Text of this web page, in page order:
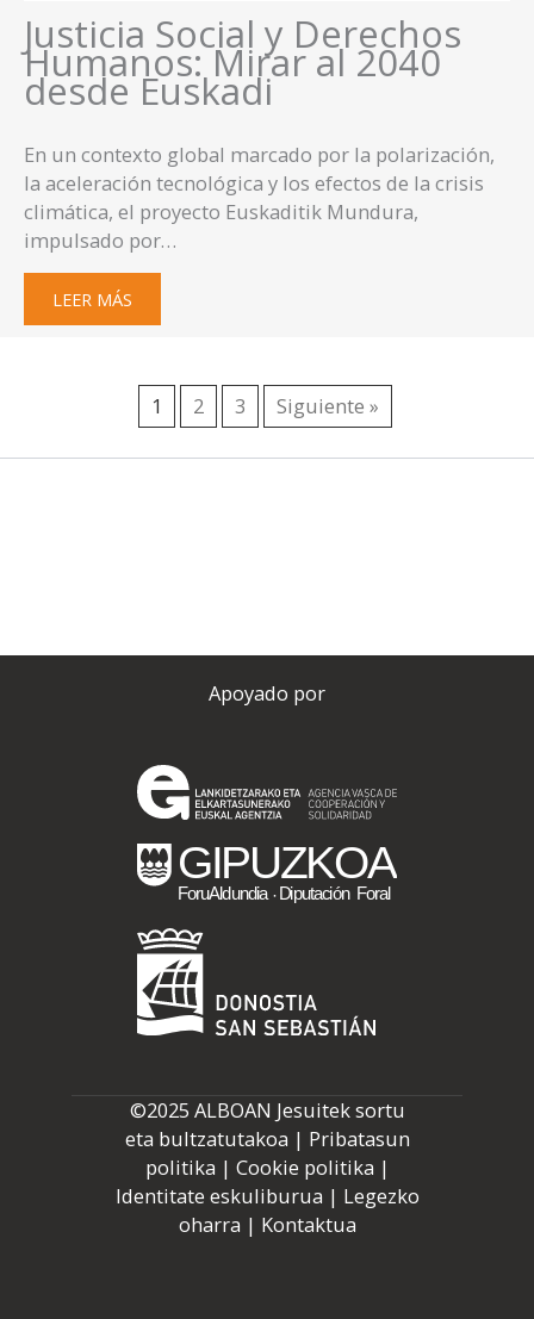
Justicia Social y Derechos
Humanos: Mirar al 2040
desde Euskadi
En un contexto global marcado por la polarización,
la aceleración tecnológica y los efectos de la crisis
climática, el proyecto Euskaditik Mundura,
impulsado por…
LEER MÁS
1 2 3 Siguiente »
Apoyado por
©2025 ALBOAN Jesuitek sortu
eta bultzatutakoa | Pribatasun
politika | Cookie politika |
Identitate eskuliburua | Legezko
oharra | Kontaktua